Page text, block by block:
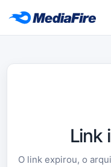
Link
O link expirou, o